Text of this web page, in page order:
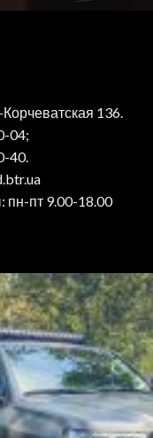
136.
04;
40.
пн-пт 9.00-18.00